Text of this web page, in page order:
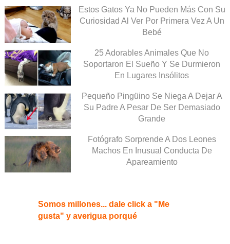
Estos Gatos Ya No Pueden Más Con Su
Curiosidad Al Ver Por Primera Vez A Un
Bebé
25 Adorables Animales Que No
Soportaron El Sueño Y Se Durmieron
En Lugares Insólitos
Pequeño Pingüino Se Niega A Dejar A
Su Padre A Pesar De Ser Demasiado
Grande
Fotógrafo Sorprende A Dos Leones
Machos En Inusual Conducta De
Apareamiento
Somos millones... dale click a "Me
gusta" y averigua porqué